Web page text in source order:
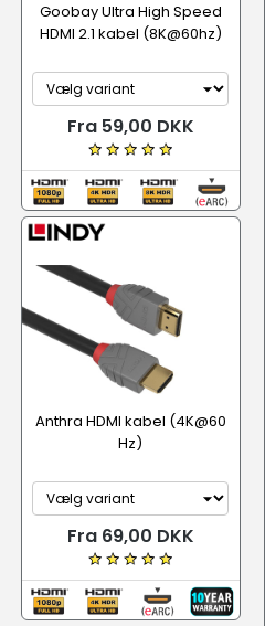
Goobay Ultra High Speed
HDMI 2.1 kabel (8K@60hz)
Fra 59,00 DKK
Anthra HDMI kabel (4K@60
Hz)
Fra 69,00 DKK